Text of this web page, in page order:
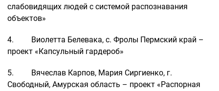
слабовидящих людей с системой распознавания
объектов»
4. Виолетта Белевака, c. Фролы Пермский край –
проект «Капсульный гардероб»
5. Вячеслав Карпов, Мария Сиргиенко, г.
Свободный, Амурская область – проект «Распорная